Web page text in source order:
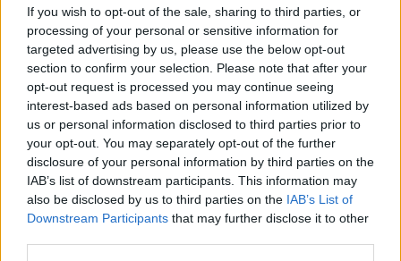
If you wish to opt-out of the sale, sharing to third parties, or
processing of your personal or sensitive information for
targeted advertising by us, please use the below opt-out
section to confirm your selection. Please note that after your
opt-out request is processed you may continue seeing
interest-based ads based on personal information utilized by
us or personal information disclosed to third parties prior to
your opt-out. You may separately opt-out of the further
disclosure of your personal information by third parties on the
IAB’s list of downstream participants. This information may
also be disclosed by us to third parties on the IAB’s List of
Downstream Participants that may further disclose it to other
bet ir paros laikas. Per vėlai išgertas kavos
puodelis gali apsunkinti užmigimą ir
pabloginti miego kokybę. Kai kuriems
žmonėms kava, ypač geriama tuščiu
skrandžiu ar dideliais kiekiais, gali
sustiprinti nerimą, sukelti dažnesnį širdies
ritmą ir nervingumą.